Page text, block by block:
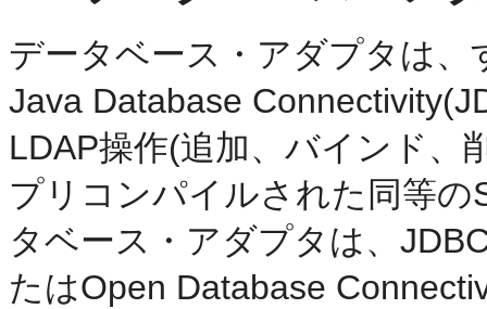
データベース・アダプタは
Java Database
LDAP操作(追加、バインド、
プリコンパイルされた同等
タベース・アダプタは、
たはOpen Database